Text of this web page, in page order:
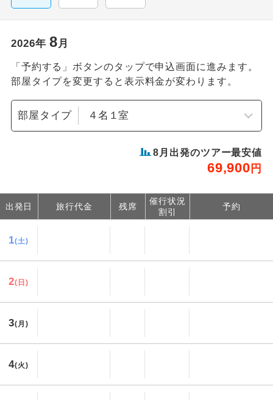
2026年 8月
「予約する」ボタンのタップで申込画面に進みます。
部屋タイプを変更すると表示料金が変わります。
部屋タイプ
8 月出発のツアー最安値
69,900 円
出発日 旅行代金 残席
催行状況
割引
予約
1(土)
2(日)
3(月)
4(火)